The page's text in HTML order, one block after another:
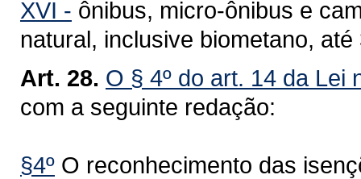
XVI - ônibus, micro-ônibus e
natural, inclusive biometano,
Art. 28. O § 4º do art. 14 da Lei
com a seguinte redação:
§4º O reconhecimento das